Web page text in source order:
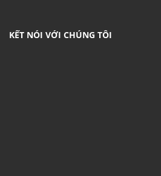
KẾT NÓI VỚI CHÚNG TÔI